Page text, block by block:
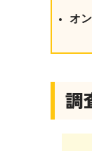
オ
調